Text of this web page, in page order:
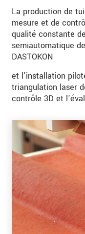
La production de
mesure et de
qualité constante
semiautomatique
DASTOKON
et l'installation
triangulation laser
contrôle 3D et